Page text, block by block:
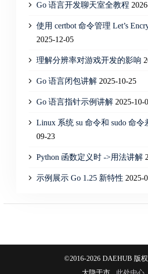
Go 语言开发聊天室全教程
使用 certbot 命令管理 Let’s
2025-12-05
理解分辨率对游戏开发的影响
Go 语言闭包讲解 2025-10-25
Go 语言指针示例讲解 2025-10-
Linux 系统 su 命令和 sudo 命令
09-23
Python 函数定义时 ->用法讲解
示例展示 Go 1.25 新特性 2025-
©2016-2026 DAEHUB 版